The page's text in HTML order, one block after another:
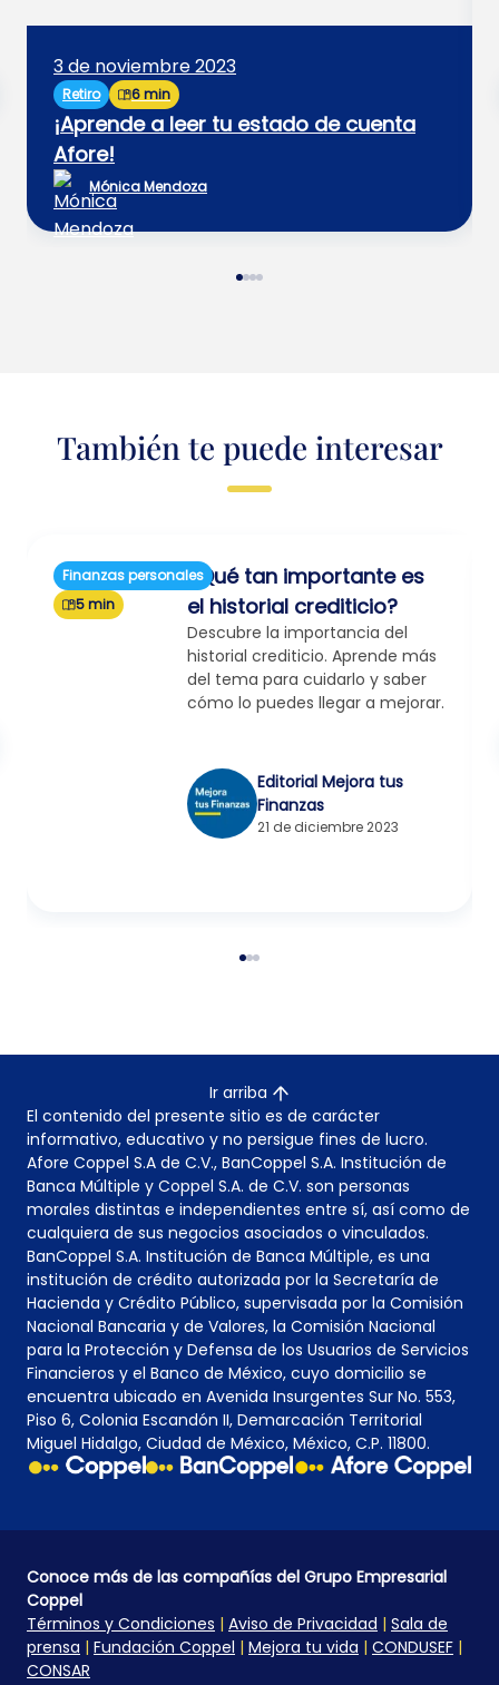
3 de noviembre 2023
Retiro 6 min
¡Aprende a leer tu estado de cuenta
Afore!
Mónica Mendoza
También te puede interesar
Finanzas personales
5 min
¿Qué tan importante es
el historial crediticio?
Descubre la importancia del
historial crediticio. Aprende más
del tema para cuidarlo y saber
cómo lo puedes llegar a mejorar.
Editorial Mejora tus
Finanzas
21 de diciembre 2023
Ir arriba
El contenido del presente sitio es de carácter
informativo, educativo y no persigue fines de lucro.
Afore Coppel S.A de C.V., BanCoppel S.A. Institución de
Banca Múltiple y Coppel S.A. de C.V. son personas
morales distintas e independientes entre sí, así como de
cualquiera de sus negocios asociados o vinculados.
BanCoppel S.A. Institución de Banca Múltiple, es una
institución de crédito autorizada por la Secretaría de
Hacienda y Crédito Público, supervisada por la Comisión
Nacional Bancaria y de Valores, la Comisión Nacional
para la Protección y Defensa de los Usuarios de Servicios
Financieros y el Banco de México, cuyo domicilio se
encuentra ubicado en Avenida Insurgentes Sur No. 553,
Piso 6, Colonia Escandón II, Demarcación Territorial
Miguel Hidalgo, Ciudad de México, México, C.P. 11800.
Conoce más de las compañías del Grupo Empresarial
Coppel
Términos y Condiciones | Aviso de Privacidad | Sala de
prensa | Fundación Coppel | Mejora tu vida | CONDUSEF |
CONSAR